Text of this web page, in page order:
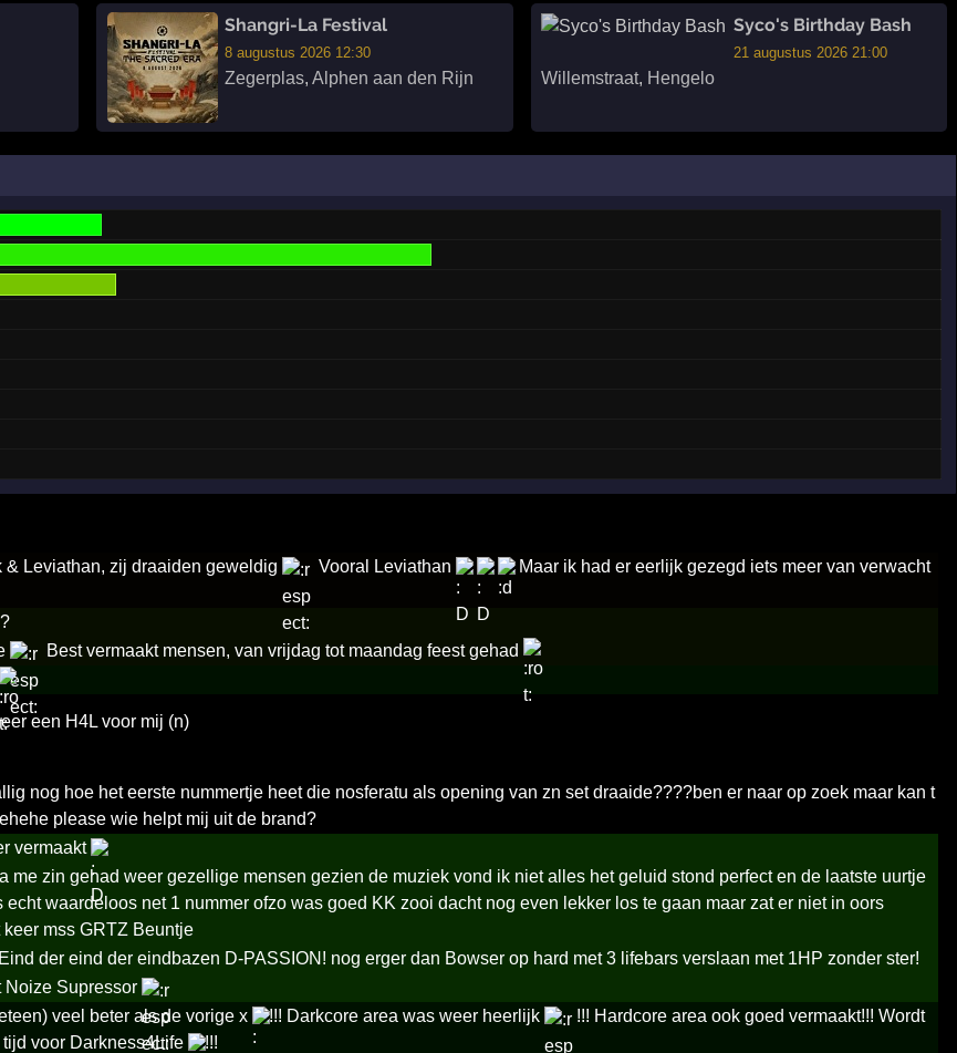
Shangri-La Festival
8 augustus 2026 12:30
Zegerplas,Alphen aan den Rijn
Syco's Birthday Bash
21 augustus 2026 21:00
Willemstraat, Hengelo
& Leviathan, zij draaiden geweldig Vooral Leviathan Maar ik had er eerlijk gezegd iets meer van verwacht
Best vermaakt mensen, van vrijdag tot maandag feest gehad
een H4L voor mij (n)
nog hoe het eerste nummertje heet die nosferatu als opening van zn set draaide????ben er naar op zoek maar kan t
please wie helpt mij uit de brand?
vermaakt
me zin gehad weer gezellige mensen gezien de muziek vond ik niet alles het geluid stond perfect en de laatste uurtje
echt waardeloos net 1 nummer ofzo was goed KK zooi dacht nog even lekker los te gaan maar zat er niet in oors
keer mss GRTZ Beuntje
der eind der eindbazen D-PASSION! nog erger dan Bowser op hard met 3 lifebars verslaan met 1HP zonder ster!
Noize Supressor
veel beter als de vorige x !!! Darkcore area was weer heerlijk
!!! Hardcore area ook goed vermaakt!!! Wordt
voor Darkness4Life
!!!